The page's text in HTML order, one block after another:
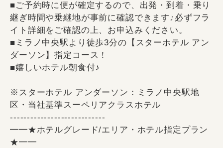
■ご予約時に便が確定するので、出発・到着・乗り
継ぎ時間や乗継地が事前に確認できます♪必ずフラ
イト詳細をご確認の上、お申込みください。
■ミラノ中央駅より徒歩3分の【スターホテル アン
ダーソン】指定コース！
■嬉しいホテル朝食付♪
※スターホテル アンダーソン：ミラノ中央駅地
区・当社基準スーペリアクラスホテル
----------------------------
━━★ホテルグレード/エリア・ホテル指定プラン
★━━